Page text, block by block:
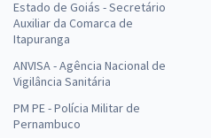
Estado de Goiás - Secretário
Auxiliar da Comarca de
Itapuranga
ANVISA - Agência Nacional de
Vigilância Sanitária
PM PE - Polícia Militar de
Pernambuco